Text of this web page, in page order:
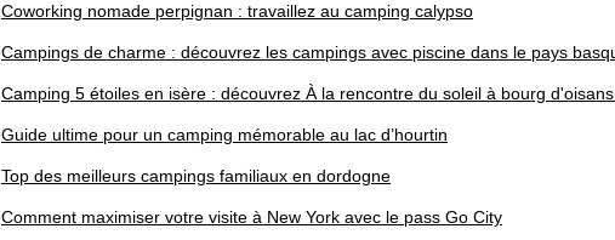
Coworking nomade perpignan : travaillez au camping calypso
Campings de charme : découvrez les campings avec piscine dans le pays
Camping 5 étoiles en isère : découvrez À la rencontre du soleil à bourg
Guide ultime pour un camping mémorable au lac d’hourtin
Top des meilleurs campings familiaux en dordogne
Comment maximiser votre visite à New York avec le pass Go City